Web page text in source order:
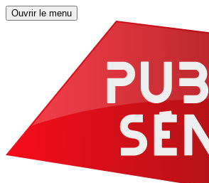
Ouvrir le menu